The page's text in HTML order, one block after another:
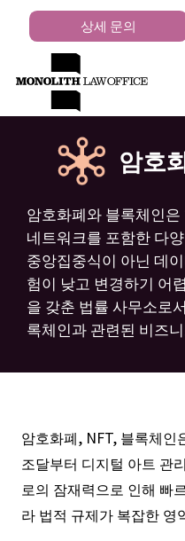
상세 문의
암호
암호화폐와 블록체인
네트워크를 포함한 다
중앙집중식이 아닌 데
험이 낮고 변경하기 어
을 갖춘 법률 사무소로
록체인과 관련된 비즈
암호화폐, NFT, 블록체인
조달부터 디지털 아트 관
로의 잠재력으로 인해 빠
라 법적 규제가 복잡한 영